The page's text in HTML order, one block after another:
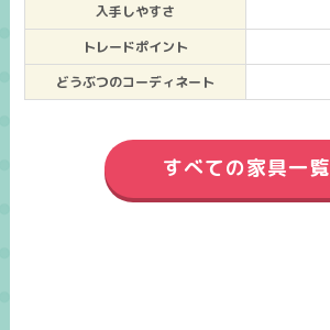
入手しやすさ
トレードポイント
どうぶつのコーディネート
すべての家具一覧